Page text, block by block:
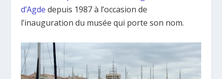
d’Agde depuis 1987 à l’occasion de
l’inauguration du musée qui porte son nom.